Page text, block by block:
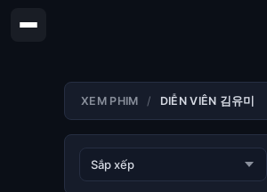
XEM PHIM DIỄN VIÊN 김유미